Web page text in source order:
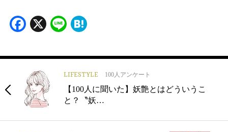
Facebook
X Line
LIFESTYLE 100人アンケート
【100人に聞いた】妖艶とはどういうこ
と？〝妖…